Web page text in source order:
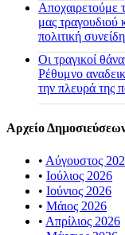
Αποχαιρετούμε
μας τραγουδιού
πολιτική
Οι τραγικοί
Ρέθυμνο
την πλευρά της
Αρχείο
• Αύγουστος
• Ιούλιος 2026
• Ιούνιος 2026
• Μάιος 2026
• Απρίλιος 2026